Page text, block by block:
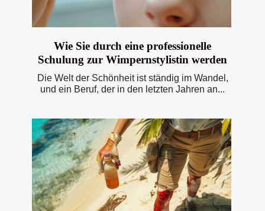
Wie Sie durch eine professionelle
Schulung zur Wimpernstylistin werden
Die Welt der Schönheit ist ständig im Wandel,
und ein Beruf, der in den letzten Jahren an...